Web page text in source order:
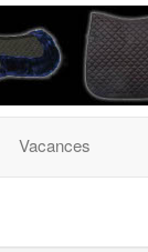
Vacances